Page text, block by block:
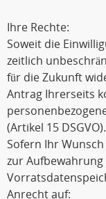
Ihre Rechte:
Soweit die
zeitlich
für die Zukunft
Antrag Ihrerseits
(Artikel 15 DSGVO).
Sofern Ihr
zur Aufbewahrung
Anrecht auf: